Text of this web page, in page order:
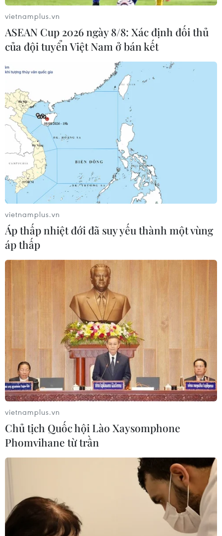
Vụ tàu hàng đâm sập cầu ở Mỹ: Tìm thấy
hai thi thể dưới sông Patapsco
28/03/2024 04:52
Cảnh sát Maryland (Mỹ) thông báo hai thi thể nạn nhân
mới nhất được tìm thấy mắc kẹt bên trong một xe tải
chìm dưới sông Patapsco, hai nạn nhân này đến từ
Mexico và Guatemala.
vietnamplus.vn
ASEAN Cup 2026 ngày 8/8: Xác định đối thủ
của đội tuyển Việt Nam ở bán kết
vietnamplus.vn
Áp thấp nhiệt đới đã suy yếu thành một vùng
áp thấp
vietnamplus.vn
Chủ tịch Quốc hội Lào Xaysomphone
Phomvihane từ trần